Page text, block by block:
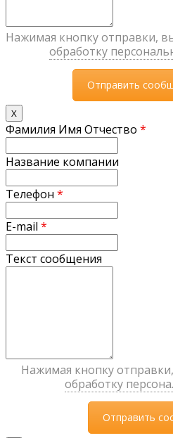
Нажимая кнопку отправки,
обработку
X
Фамилия Имя Отчество *
Название компании
Телефон *
E-mail *
Текст сообщения
Нажимая кнопку
обработку